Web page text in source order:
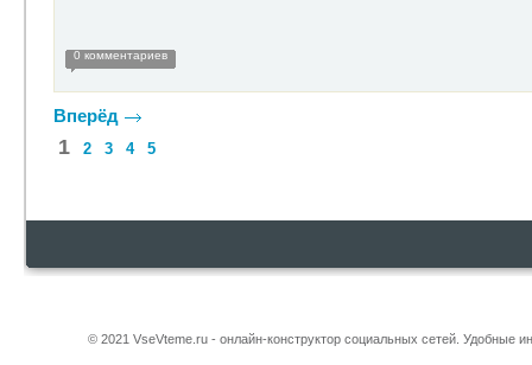
0 комментариев
Вперёд
1 2 3 4 5
© 2021 VseVteme.ru - онлайн-конструктор социальных сетей. Удобные